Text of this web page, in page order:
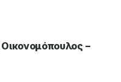
Οικονομόπουλος –